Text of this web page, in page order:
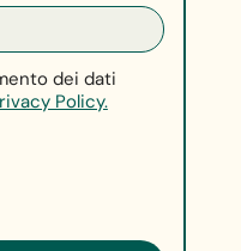
dei dati
Policy.